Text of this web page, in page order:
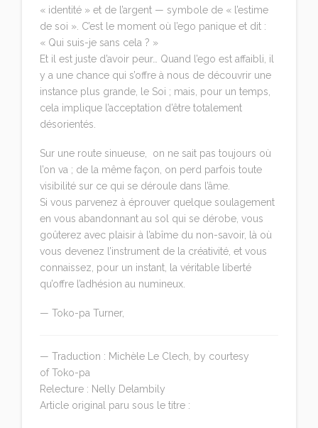
« identité » et de l’argent — symbole de « l’estime
de soi ». C’est le moment où l’ego panique et dit :
« Qui suis-je sans cela ? »
Et il est juste d’avoir peur… Quand l’ego est affaibli, il
y a une chance qui s’offre à nous de découvrir une
instance plus grande, le Soi ; mais, pour un temps,
cela implique l’acceptation d’être totalement
désorientés.
Sur une route sinueuse, on ne sait pas toujours où
l’on va ; de la même façon, on perd parfois toute
visibilité sur ce qui se déroule dans l’âme.
Si vous parvenez à éprouver quelque soulagement
en vous abandonnant au sol qui se dérobe, vous
goûterez avec plaisir à l’abîme du non-savoir, là où
vous devenez l’instrument de la créativité, et vous
connaissez, pour un instant, la véritable liberté
qu’offre l’adhésion au numineux.
— Toko-pa Turner,
— Traduction : Michèle Le Clech, by courtesy
of Toko-pa
Relecture : Nelly Delambily
Article original paru sous le titre :